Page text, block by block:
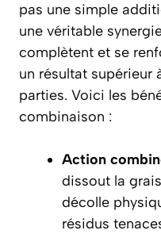
pas une simple
une véritable
complètent et se
un résultat supérieur
parties. Voici les
combinaison :
Action
dissout la
décolle
résidus